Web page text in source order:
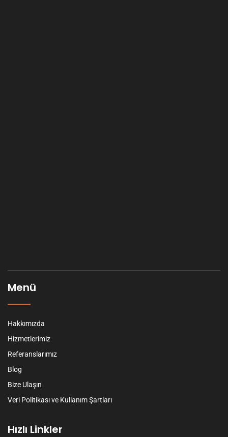
Menü
Hakkımızda
Hizmetlerimiz
Referanslarımız
Blog
Bize Ulaşın
Veri Politikası ve Kullanım Şartları
Hızlı Linkler